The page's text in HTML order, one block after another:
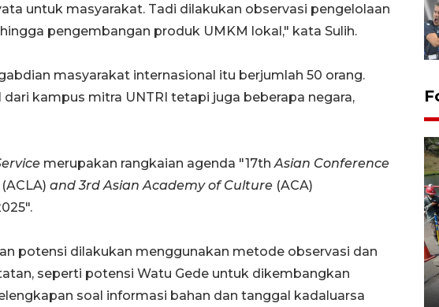
untuk masyarakat. Tadi dilakukan observasi pengelolaan
hingga pengembangan produk UMKM lokal," kata Sulih.
masyarakat internasional itu berjumlah 50 orang.
kampus mitra UNTRI tetapi juga beberapa negara,
merupakan rangkaian agenda "17th Asian Conference
(ACLA) and 3rd Asian Academy of Culture (ACA)
potensi dilakukan menggunakan metode observasi dan
seperti potensi Watu Gede untuk dikembangkan
soal informasi bahan dan tanggal kadaluarsa
Peningkatan perputaran
ekonomi Piala Presiden 2026
4 jam lalu